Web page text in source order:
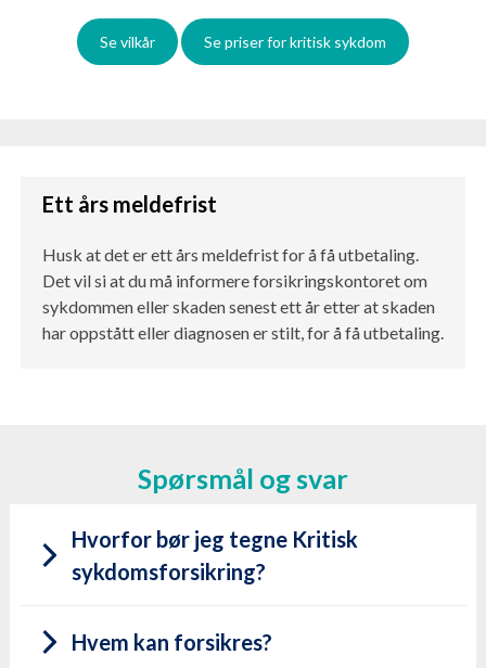
Se vilkår Se priser for kritisk sykdom
Ett års meldefrist
Husk at det er ett års meldefrist for å få utbetaling.
Det vil si at du må informere forsikringskontoret om
sykdommen eller skaden senest ett år etter at skaden
har oppstått eller diagnosen er stilt, for å få utbetaling.
Spørsmål og svar
Hvorfor bør jeg tegne Kritisk
sykdomsforsikring?
Hvem kan forsikres?